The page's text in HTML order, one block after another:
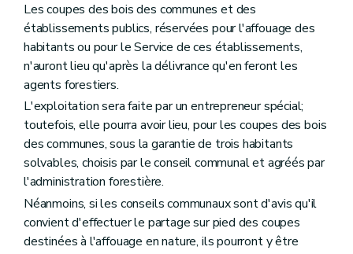
Les coupes des bois des communes et des
établissements publics, réservées pour l'affouage des
habitants ou pour le Service de ces établissements,
n'auront lieu qu'après la délivrance qu'en feront les
agents forestiers.
L'exploitation sera faite par un entrepreneur spécial;
toutefois, elle pourra avoir lieu, pour les coupes des bois
des communes, sous la garantie de trois habitants
solvables, choisis par le conseil communal et agréés par
l'administration forestière.
Néanmoins, si les conseils communaux sont d'avis qu'il
convient d'effectuer le partage sur pied des coupes
destinées à l'affouage en nature, ils pourront y être